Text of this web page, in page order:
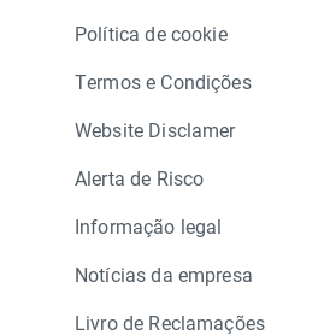
Política de cookie
Termos e Condições
Website Disclamer
Alerta de Risco
Informação legal
Notícias da empresa
Livro de Reclamações